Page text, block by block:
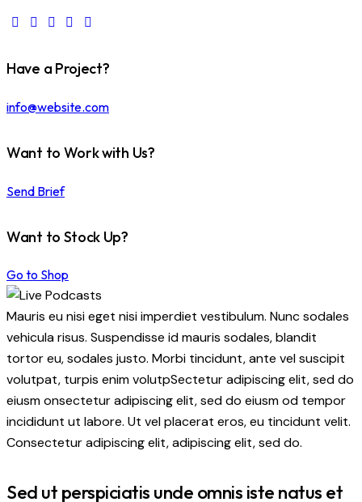
Have a Project?
info@website.com
Want to Work with Us?
Send Brief
Want to Stock Up?
Go to Shop
Mauris eu nisi eget nisi imperdiet vestibulum. Nunc sodales
vehicula risus. Suspendisse id mauris sodales, blandit
tortor eu, sodales justo. Morbi tincidunt, ante vel suscipit
volutpat, turpis enim volutpSectetur adipiscing elit, sed do
eiusm onsectetur adipiscing elit, sed do eiusm od tempor
incididunt ut labore. Ut vel placerat eros, eu tincidunt velit.
Consectetur adipiscing elit, adipiscing elit, sed do.
Sed ut perspiciatis unde omnis iste natus et